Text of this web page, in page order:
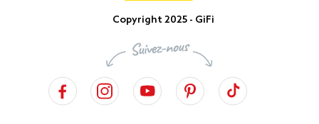
Copyright 2025 - GiFi